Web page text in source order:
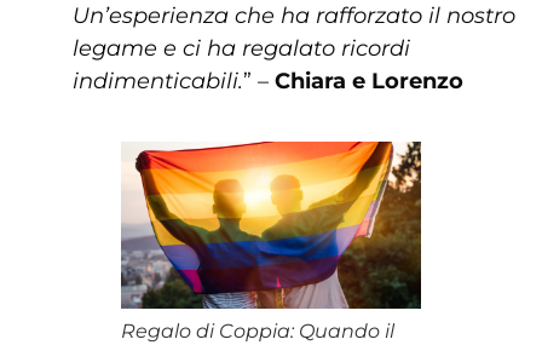
Un’esperienza che ha rafforzato il nostro
legame e ci ha regalato ricordi
indimenticabili.” – Chiara e Lorenzo
Regalo di Coppia: Quando il